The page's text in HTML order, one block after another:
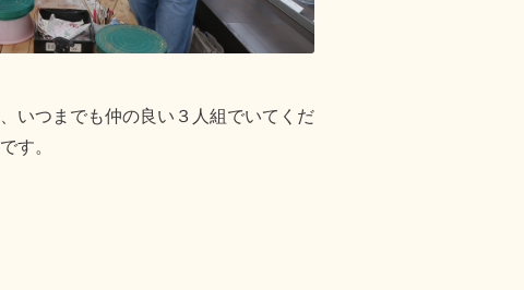
いつまでも仲の良い３人組でいてくだ
す。